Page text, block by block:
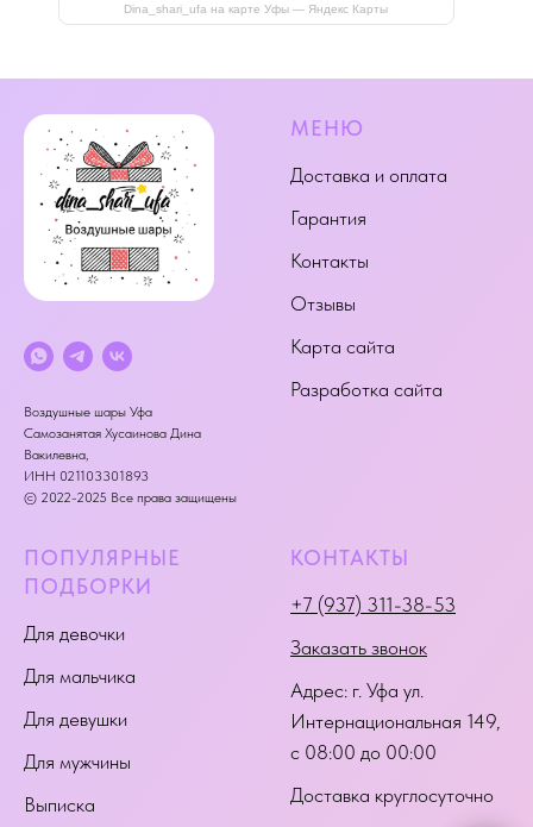
Dina_shari_ufa на карте Уфы — Яндекс Карты
Воздушные шары Уфа
Самозанятая Хусаинова Дина
Вакилевна,
ИНН 021103301893
© 2022-2025 Все права защищены
МЕНЮ
Доставка и оплата
Гарантия
Контакты
Отзывы
Карта сайта
Разработка сайта
ПОПУЛЯРНЫЕ
ПОДБОРКИ
Для девочки
Для мальчика
Для девушки
Для мужчины
Выписка
КОНТАКТЫ
+7 (937) 311-38-53
Заказать звонок
Адрес: г. Уфа ул.
Интернациональная 149,
с 08:00 до 00:00
Доставка круглосуточно